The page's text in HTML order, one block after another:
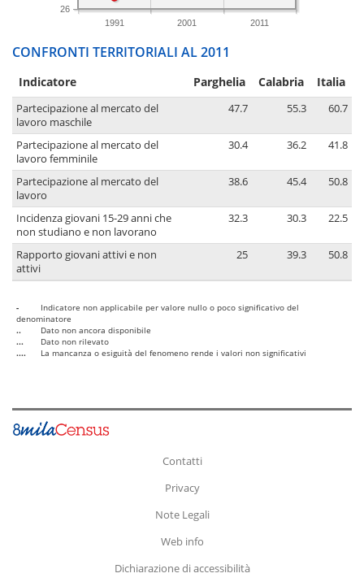
1991 2001 2011
26
CONFRONTI TERRITORIALI AL 2011
Indicatore Parghelia Calabria Italia
Partecipazione al mercato del
lavoro maschile
47.7 55.3 60.7
Partecipazione al mercato del
lavoro femminile
30.4 36.2 41.8
Partecipazione al mercato del
lavoro
38.6 45.4 50.8
Incidenza giovani 15-29 anni che
non studiano e non lavorano
32.3 30.3 22.5
Rapporto giovani attivi e non
attivi
25 39.3 50.8
-
Indicatore non applicabile per valore nullo o poco significativo del
denominatore
..
Dato non ancora disponibile
...
Dato non rilevato
....
La mancanza o esiguità del fenomeno rende i valori non significativi
Contatti
Privacy
Note Legali
Web info
Dichiarazione di accessibilità